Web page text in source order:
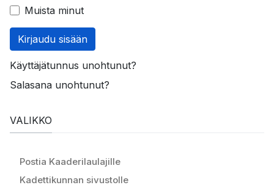
Muista minut
Kirjaudu sisään
Käyttäjätunnus unohtunut?
Salasana unohtunut?
VALIKKO
Postia Kaaderilaulajille
Kadettikunnan sivustolle